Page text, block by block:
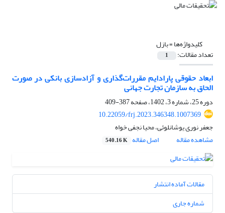
کلیدواژه‌ها =بازل
تعداد مقالات: 1
ابعاد حقوقی پارادایم مقررات‌گذاری و آزادسازی بانکی در صورت
الحاق به سازمان تجارت جهانی
دوره 25، شماره 3، 1402، صفحه
387-409
10.22059/frj.2023.346348.1007369
جعفر نوری یوشانلوئی، محیا نجفی خواه
مشاهده مقاله
اصل مقاله 540.16 K
مقالات آماده انتشار
شماره جاری